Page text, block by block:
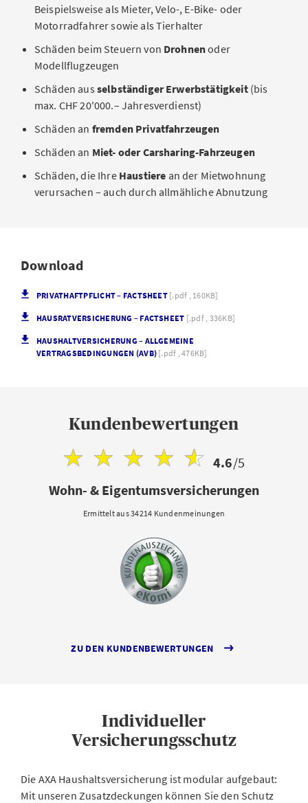
Beispielsweise als Mieter, Velo-, E-Bike- oder
Motorradfahrer sowie als Tierhalter
Schäden beim Steuern von Drohnenoder
Modellflugzeugen
Schäden aus selbständiger Erwerbstätigkeit(bis
max. CHF 20'000.– Jahresverdienst)
Schäden an fremden Privatfahrzeugen
Schäden an Miet- oder Carsharing-Fahrzeugen
Schäden, die Ihre Haustiere an der Mietwohnung
verursachen – auch durch allmähliche Abnutzung
Download
PRIVATHAFTPFLICHT – FACTSHEET [.pdf , 160KB]
HAUSRATVERSICHERUNG – FACTSHEET [.pdf , 336KB]
HAUSHALTVERSICHERUNG – ALLGEMEINE
VERTRAGSBEDINGUNGEN (AVB) [.pdf , 476KB]
Kundenbewertungen
4.6/5
Wohn- & Eigentumsversicherungen
Ermittelt aus 34214 Kundenmeinungen
ZU DEN KUNDENBEWERTUNGEN
Individueller
Versicherungsschutz
Die AXA Haushaltsversicherung ist modular aufgebaut:
Mit unseren Zusatzdeckungen können Sie den Schutz